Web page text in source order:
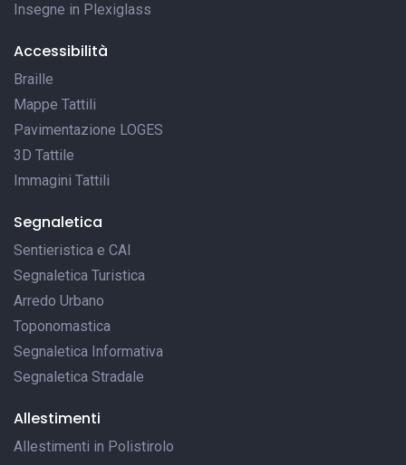
Insegne in Plexiglass
Accessibilità
Braille
Mappe Tattili
Pavimentazione LOGES
3D Tattile
Immagini Tattili
Segnaletica
Sentieristica e CAI
Segnaletica Turistica
Arredo Urbano
Toponomastica
Segnaletica Informativa
Segnaletica Stradale
Allestimenti
Allestimenti in Polistirolo